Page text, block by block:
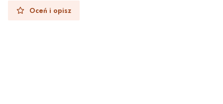
Oceń i opisz